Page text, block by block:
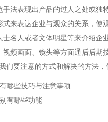
法表现出产品的过人之处或独
来表达企业与观众的关系，使
人或者文体明星等来介绍企
画面、镜头等方面通后后期
要注意的方式和解决的方法，
哪些技巧与注意事项
有哪些功能